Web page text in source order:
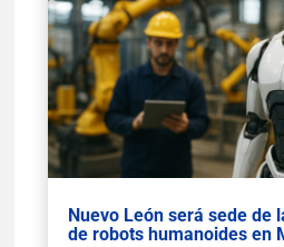
Nuevo León será sede de
de robots humanoides en